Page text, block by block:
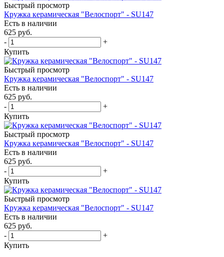
Быстрый просмотр
Кружка керамическая "Велоспорт" - SU147
Есть в наличии
625 руб.
-
+
Купить
Быстрый просмотр
Кружка керамическая "Велоспорт" - SU147
Есть в наличии
625 руб.
-
+
Купить
Быстрый просмотр
Кружка керамическая "Велоспорт" - SU147
Есть в наличии
625 руб.
-
+
Купить
Быстрый просмотр
Кружка керамическая "Велоспорт" - SU147
Есть в наличии
625 руб.
-
+
Купить